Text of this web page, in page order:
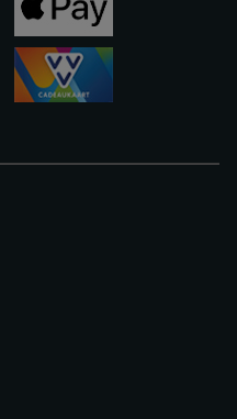
apple-
pay